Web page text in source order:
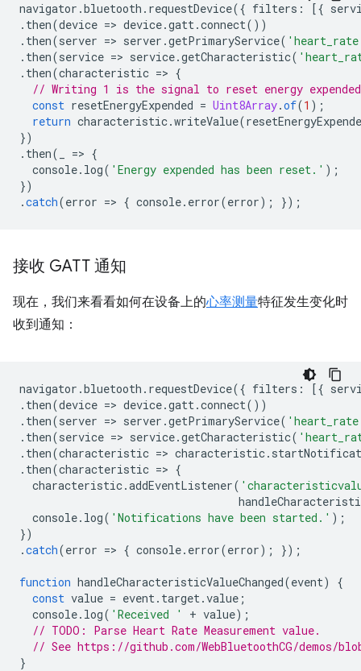
navigator .bluetooth . requestDevice({ filters : [{
. then(device => device.gatt.connect())
. then(server => server .getPrimaryService(
. then(service => service.getCharacteristic(
. then(characteristic => {
// Writing 1 is the signal to reset energy
const resetEnergyExpended = Uint8Array.of(1 );
return characteristic.writeValue(
})
. then( => {
console. log( 'Energy expended has been reset.' );
})
.catch(error => { console. error(error); });
接收 GATT 通知
现在，我们来看看如何在设备上的心率测量特征发生变化时
收到通知：
navigator .bluetooth . requestDevice({ filters : [{
. then(device => device.gatt.connect())
. then(server => server .getPrimaryService(
. then(service => service.getCharacteristic(
. then(characteristic => characteristic.
. then(characteristic => {
characteristic.addEventListener(
console. log( 'Notifications have been started.' );
})
.catch(error => { console. error(error); });
function handleCharacteristicValueChanged(event)
{
const value = event. target.value ;
console. log( 'Received ' + value);
// TODO: Parse Heart Rate Measurement value.
// See https://github.com/WebBluetoothCG/demos/
}